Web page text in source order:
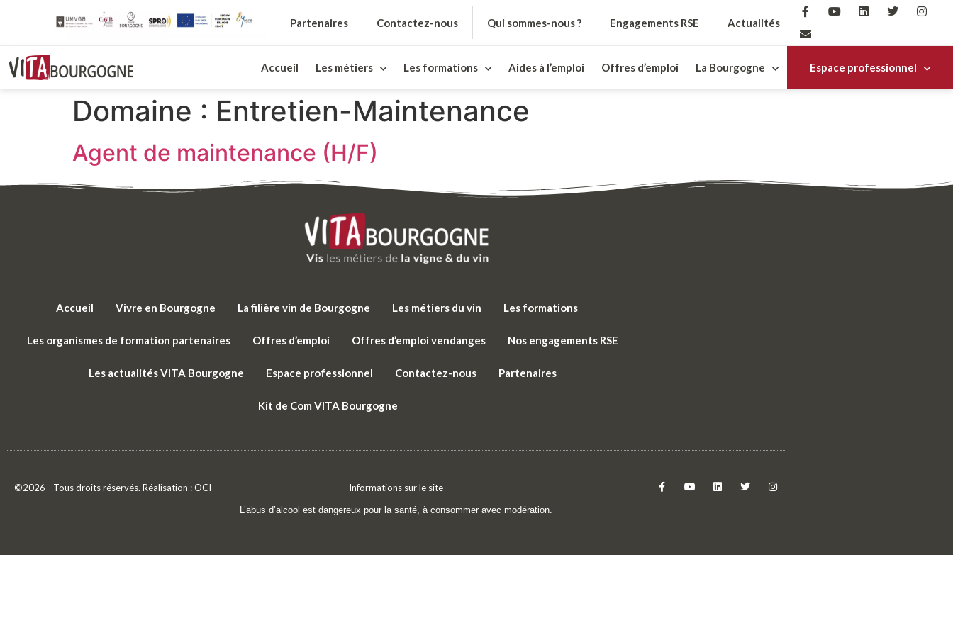
Partenaires Contactez-nous Qui sommes-nous ? Engagements RSE Actualités
Accueil Les métiers Les formations Aides à l’emploi Offres d’emploi La Bourgogne Espace professionnel
Domaine : Entretien-Maintenance
Agent de maintenance (H/F)
Accueil Vivre en Bourgogne La filière vin de Bourgogne Les métiers du vin Les formations
Les organismes de formation partenaires Offres d’emploi Offres d’emploi vendanges Nos engagements RSE
Les actualités VITA Bourgogne Espace professionnel Contactez-nous Partenaires
Kit de Com VITA Bourgogne
©2026 - Tous droits réservés. Réalisation :OCI Informations sur le site
L’abus d’alcool est dangereux pour la santé, à consommer avec modération.